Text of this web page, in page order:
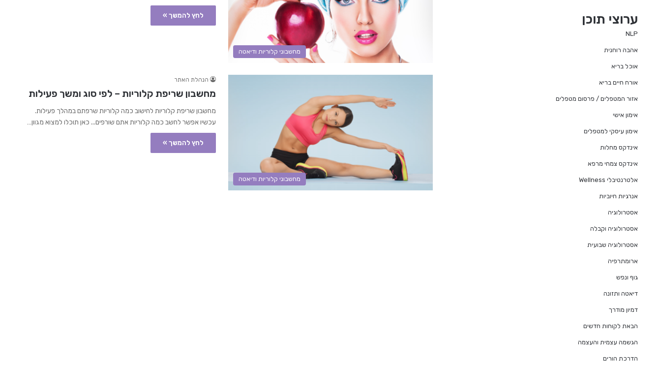
מחשבוני קלוריות ודיאטה
לחץ להמשך »
מחשבוני קלוריות ודיאטה
הנהלת האתר
מחשבון שריפת קלוריות – לפי סוג ומשך פעילות
מחשבון שריפת קלוריות לחישוב כמה קלוריות שרפתם במהלך פעילות.
עכשיו אפשר לחשב כמה קלוריות אתם שורפים... כאן תוכלו למצוא מגוון…
לחץ להמשך »
ערוצי תוכן
NLP
אהבה רוחנית
אוכל בריא
אורח חיים בריא
אזור המטפלים / פרסום מטפלים
אימון אישי
אימון עיסקי למטפלים
אינדקס מחלות
אינדקס צמחי מרפא
אלטרנטיבלי Wellness
אנרגיות חיוביות
אסטרולוגיה
אסטרולוגיה וקבלה
אסטרולוגיה שבועית
ארומתרפיה
גוף ונפש
דיאטה ותזונה
דמיון מודרך
הבאת לקוחות חדשים
הגשמה עצמית והעצמה
הדרכת הורים